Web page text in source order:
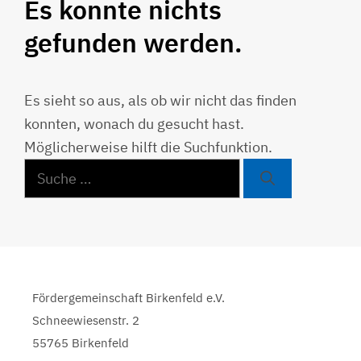
Es konnte nichts
gefunden werden.
Es sieht so aus, als ob wir nicht das finden
konnten, wonach du gesucht hast.
Möglicherweise hilft die Suchfunktion.
Suche
nach:
Fördergemeinschaft Birkenfeld e.V.
Schneewiesenstr. 2
55765 Birkenfeld